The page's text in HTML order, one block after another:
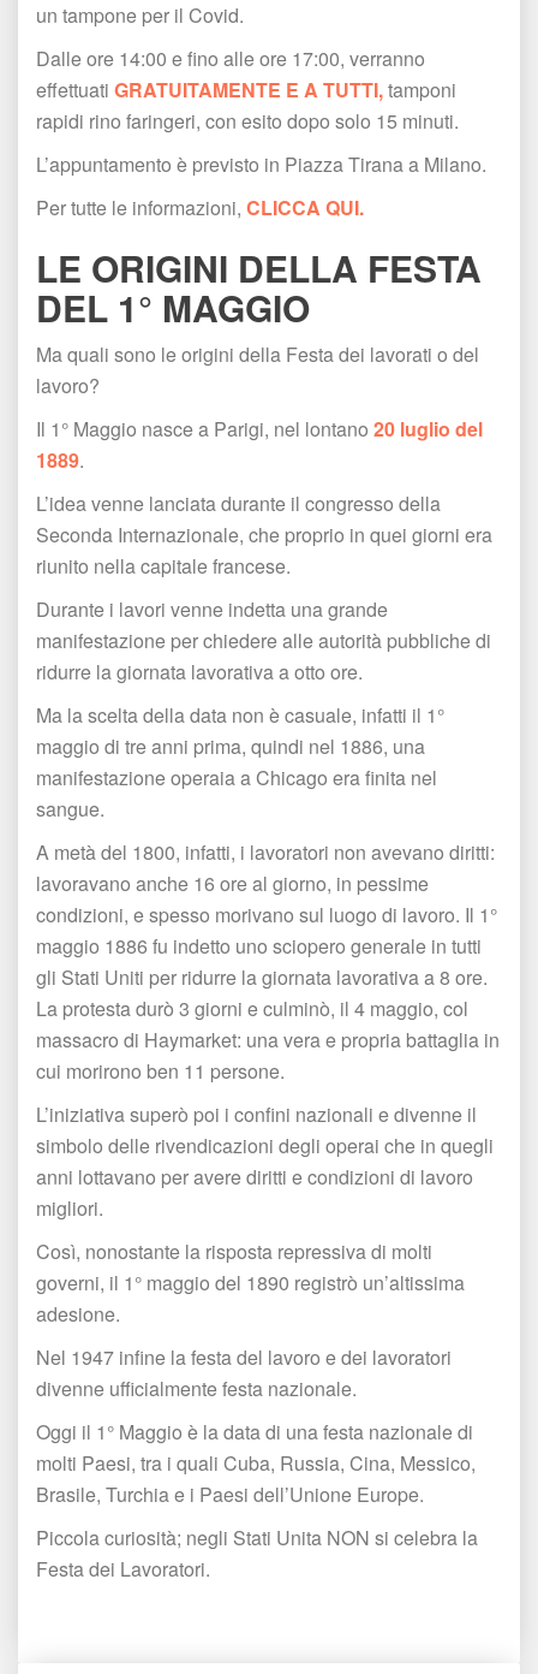
un tampone per il Covid.
Dalle ore 14:00 e fino alle ore 17:00, verranno
effettuati GRATUITAMENTE E A TUTTI, tamponi
rapidi rino faringeri, con esito dopo solo 15 minuti.
L’appuntamento è previsto in Piazza Tirana a Milano.
Per tutte le informazioni, CLICCA QUI.
LE ORIGINI DELLA FESTA
DEL 1° MAGGIO
Ma quali sono le origini della Festa dei lavorati o del
lavoro?
Il 1° Maggio nasce a Parigi, nel lontano 20 luglio del
1889.
L’idea venne lanciata durante il congresso della
Seconda Internazionale, che proprio in quei giorni era
riunito nella capitale francese.
Durante i lavori venne indetta una grande
manifestazione per chiedere alle autorità pubbliche di
ridurre la giornata lavorativa a otto ore.
Ma la scelta della data non è casuale, infatti il 1°
maggio di tre anni prima, quindi nel 1886, una
manifestazione operaia a Chicago era finita nel
angue.
A metà del 1800, infatti, i lavoratori non avevano diritti:
lavoravano anche 16 ore al giorno, in pessime
condizioni, e spesso morivano sul luogo di lavoro. Il 1°
maggio 1886 fu indetto uno sciopero generale in tutti
gli Stati Uniti per ridurre la giornata lavorativa a 8 ore.
La protesta durò 3 giorni e culminò, il 4 maggio, col
massacro di Haymarket: una vera e propria battaglia in
cui morirono ben 11 persone.
L’iniziativa superò poi i confini nazionali e divenne il
imbolo delle rivendicazioni degli operai che in quegli
anni lottavano per avere diritti e condizioni di lavoro
migliori.
Così, nonostante la risposta repressiva di molti
governi, il 1° maggio del 1890 registrò un’altissima
adesione.
Nel 1947 infine la festa del lavoro e dei lavoratori
divenne ufficialmente festa nazionale.
Oggi il 1° Maggio è la data di una festa nazionale di
molti Paesi, tra i quali Cuba, Russia, Cina, Messico,
Brasile, Turchia e i Paesi dell’Unione Europe.
Piccola curiosità; negli Stati Unita NON si celebra la
Festa dei Lavoratori.